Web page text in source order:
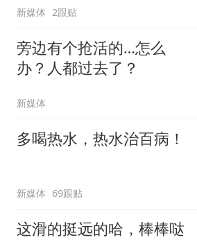
新媒体 2跟贴
旁边有个抢活的…怎么
办？人都过去了？
新媒体
多喝热水，热水治百病！
新媒体 69跟贴
这滑的挺远的哈，棒棒哒